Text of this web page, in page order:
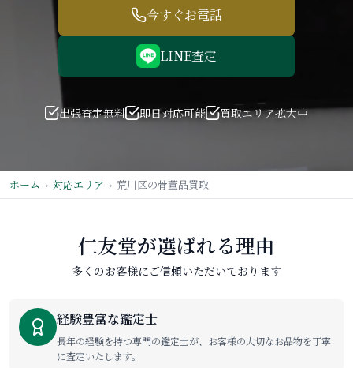
今すぐお電話
LINE査定
出張査定無料 即日対応可能 買取エリア拡大中
ホーム 対応エリア 荒川区の骨董品買取
仁友堂が選ばれる理由
多くのお客様にご信頼いただいております
経験豊富な鑑定士
長年の経験を持つ専門の鑑定士が、お客様の大切なお品物を丁寧
に査定いたします。